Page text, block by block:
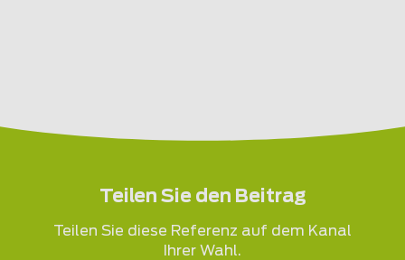
Teilen Sie den Beitrag
Teilen Sie diese Referenz auf dem Kanal
Ihrer Wahl.